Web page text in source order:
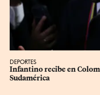
DEPORTES
Infantino recibe en
Sudamérica